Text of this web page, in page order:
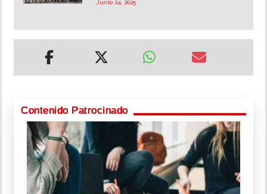
Junio 24, 2025
Contenido Patrocinado